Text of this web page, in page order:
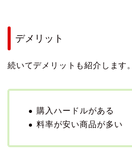
デメリット
続いてデメリットも紹介します。
購入ハードルがある
料率が安い商品が多い